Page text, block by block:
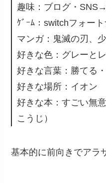
趣味：ブログ・
ｹﾞｰﾑ：switchフォート
マンガ：鬼滅の刃、
好きな色：グレーと
好きな言葉：勝てる
好きな場所：イオン
好きな本：すごい無
こうじ）
基本的に前向きでアラ